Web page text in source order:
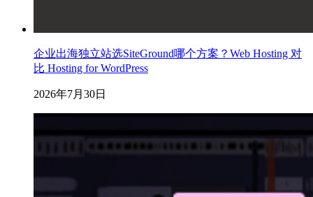
企业出海独立站选SiteGround哪个方案？Web Hosting 对
比 Hosting for WordPress
2026年7月30日